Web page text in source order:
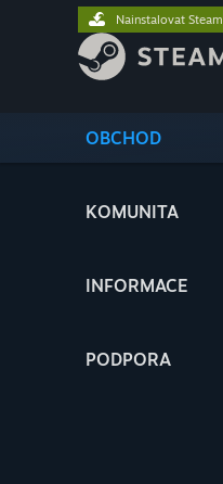
OBCHOD
KOMUNITA
INFORMACE
PODPORA
Nainstalovat Steam